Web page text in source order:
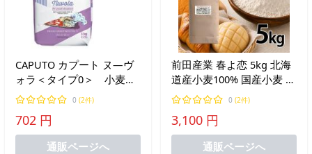
CAPUTO カプート ヌ―ヴ
ォラ＜タイプ0＞ 小麦粉
1kg
0 (2件)
702 円
通販ページへ
前田産業 春よ恋 5kg 北海
道産小麦100% 国産小麦 ホ
ームベーカリー 食パン 製
菓用 製パン用 お菓子 手作
り 製菓製パン材料 パン作
り 爆買
0 (2件)
3,100 円
通販ページへ